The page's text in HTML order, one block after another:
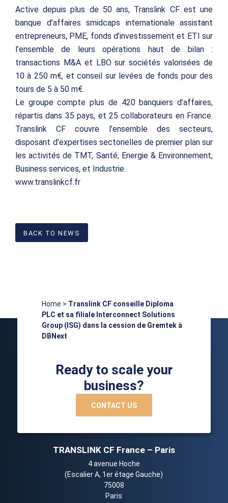
Active depuis plus de 50 ans, Translink CF est une
banque d’affaires smidcaps internationale assistant
entrepreneurs, PME, fonds d’investissement et ETI sur
l’ensemble de leurs opérations haut de bilan :
transactions M&A et LBO sur sociétés valorisées de
10 à 250 m€, et conseil sur levées de fonds pour des
tours de 5 à 50 m€.
Le groupe compte plus de 420 banquiers d’affaires,
répartis dans 35 pays, et 25 collaborateurs en France.
Translink CF couvre l’ensemble des secteurs,
disposant d’expertises sectorielles de premier plan sur
les activités de TMT, Santé, Energie & Environnement,
Business services, et Industrie.
www.translinkcf.fr
BACK TO NEWS
Home > Translink CF conseille Diploma
PLC et sa filiale Interconnect Solutions
Group (ISG) dans la cession de Gremtek à
DBNext
Ready to scale your
business?
CONTACT US
TRANSLINK CF France – Paris
4 avenue Hoche
(Escalier A, 1er étage Gauche)
75008
Paris